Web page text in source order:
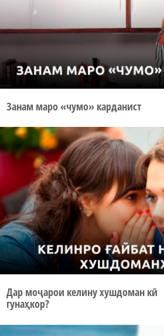
Занам маро «чумо» карданист
Дар моҷарои келину хушдоман кӣ
гунаҳкор?